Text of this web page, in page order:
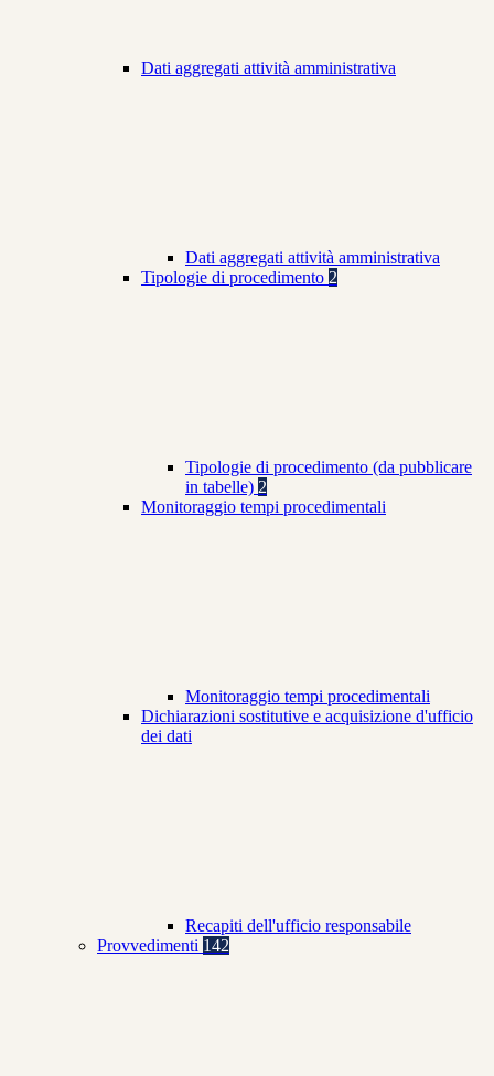
Dati aggregati attività amministrativa
Dati aggregati attività amministrativa
Tipologie di procedimento 2
Tipologie di procedimento (da pubblicare
in tabelle) 2
Monitoraggio tempi procedimentali
Monitoraggio tempi procedimentali
Dichiarazioni sostitutive e acquisizione d'ufficio
dei dati
Recapiti dell'ufficio responsabile
Provvedimenti 142